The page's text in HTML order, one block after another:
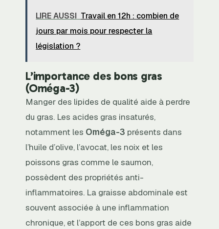
LIRE AUSSI Travail en 12h : combien de
jours par mois pour respecter la
législation ?
L’importance des bons gras
(Oméga-3)
Manger des lipides de qualité aide à perdre
du gras. Les acides gras insaturés,
notamment les Oméga-3 présents dans
l’huile d’olive, l’avocat, les noix et les
poissons gras comme le saumon,
possèdent des propriétés anti-
inflammatoires. La graisse abdominale est
souvent associée à une inflammation
chronique, et l’apport de ces bons gras aide